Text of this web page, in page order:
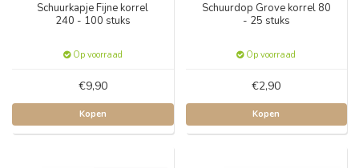
Schuurkapje Fijne korrel
240 - 100 stuks
Op voorraad
€9,90
Kopen
Schuurdop Grove korrel 80
- 25 stuks
Op voorraad
€2,90
Kopen